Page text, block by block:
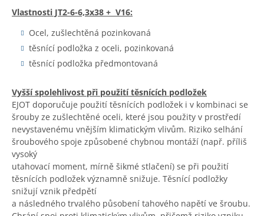
Vlastnosti JT2-6-6,3x38 + V16:
Ocel, zušlechtěná pozinkovaná
těsnící podložka z oceli, pozinkovaná
těsnící podložka předmontovaná
Vyšší spolehlivost při použití těsnících podložek
EJOT doporučuje použití těsnících podložek i v kombinaci se
šrouby ze zušlechtěné oceli, které jsou použity v prostředí
nevystavenému vnějším klimatickým vlivům. Riziko selhání
šroubového spoje způsobené chybnou montáží (např. příliš
vysoký
utahovací moment, mírně šikmé stlačení) se při použití
těsnících podložek významně snižuje. Těsnící podložky
snižují vznik předpětí
a následného trvalého působení tahového napětí ve šroubu.